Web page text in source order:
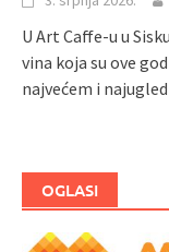
U Art Caffe-u u
vina koja su ove
najvećem i
OGLASI